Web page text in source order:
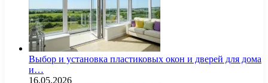
Выбор и установка пластиковых окон и дверей для дома
и…
16.05.2026